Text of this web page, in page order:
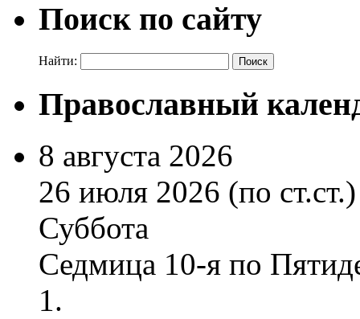
Поиск по сайту
Найти:
Православный
8 августа 2026
26 июля 2026 (по ст.ст.)
Суббота
Седмица 10-я по